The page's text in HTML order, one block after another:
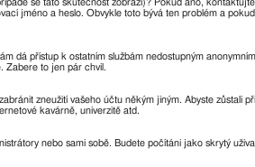
se tato skutečnost zobrazí)? Pokud ano,
jméno a heslo. Obvykle toto bývá ten problém a
dá přístup k ostatním službám nedostupným
Zabere to jen pár chvil.
zneužití vašeho účtu někým jiným. Abyste zůstali
kavárně, univerzitě atd.
nebo sami sobě. Budete počítáni jako skrytý